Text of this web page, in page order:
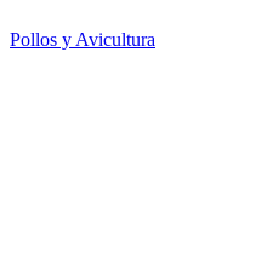
Pollos y Avicultura